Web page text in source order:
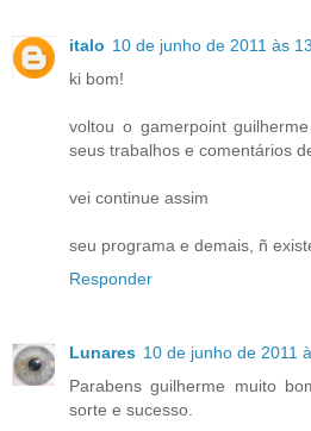
italo 10 de junho de 2011 às
ki bom!
voltou o gamerpoint
seus trabalhos e comentários
vei continue assim
seu programa e demais, ñ
Responder
Lunares 10 de junho de 2011
Parabens guilherme muito
sorte e sucesso.